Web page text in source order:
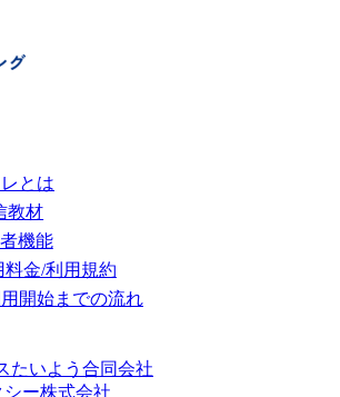
とは
教材
機能
金/利用規約
開始までの流れ
たいよう合同会社
ー株式会社